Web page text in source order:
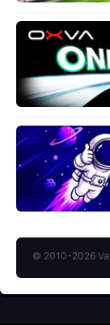
© 2010-2026